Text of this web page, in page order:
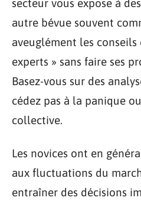
secteur vous expose à
autre bévue souvent
aveuglément les conseils
experts » sans faire ses
Basez-vous sur des
cédez pas à la panique
collective.
Les novices ont en
aux fluctuations du
entraîner des décisions